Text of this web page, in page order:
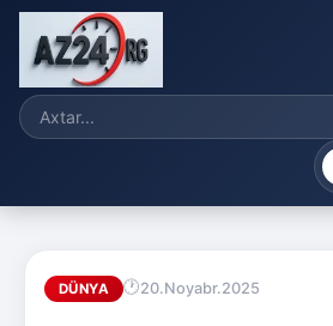
DÜNYA 20.Noyabr.2025